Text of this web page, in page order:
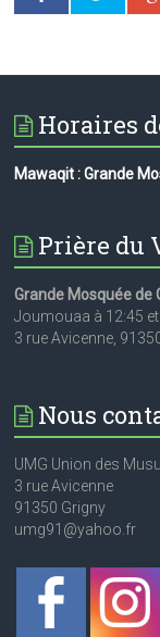
Horaires
Mawaqit : Grande
Prière du
Grande Mosquée de
Joumouaa à 12:45
3 rue Avicenne,
Nous
UMG Union des
3 rue Avicenne
91350 Grigny
umg91@yahoo.fr